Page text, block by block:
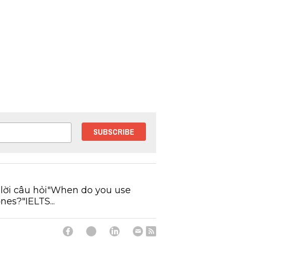
SUBSCRIBE
câu hỏi"When do you use